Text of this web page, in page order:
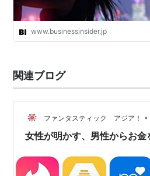
www.businessinsider.jp
関連ブログ
ファンタスティック アジア！ •
女性が明かす、男性からお金